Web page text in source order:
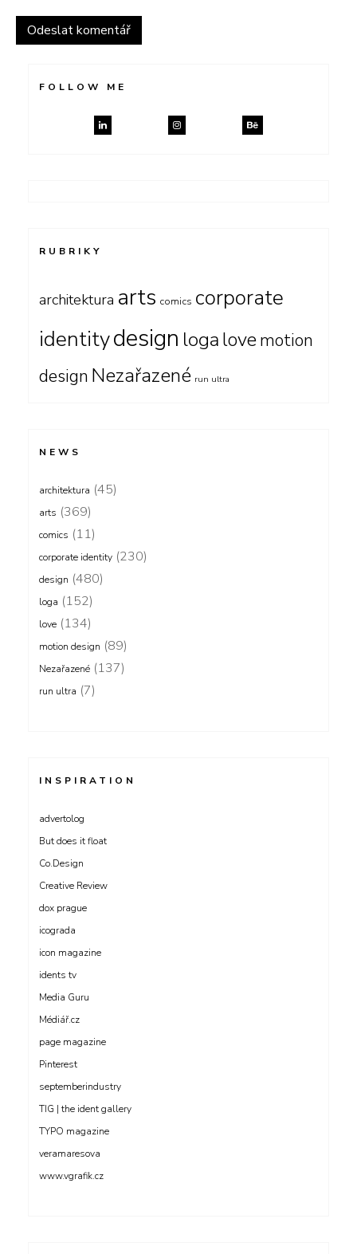
FOLLOW ME
RUBRIKY
architektura arts comics corporate
identitydesign logalovemotion
design Nezařazené run ultra
NEWS
architektura (45)
arts (369)
comics (11)
corporate identity (230)
design (480)
loga (152)
love (134)
motion design (89)
Nezařazené (137)
run ultra (7)
INSPIRATION
advertolog
But does it float
Co.Design
Creative Review
dox prague
icograda
icon magazine
idents tv
Media Guru
Médiář.cz
page magazine
Pinterest
septemberindustry
TIG | the ident gallery
TYPO magazine
veramaresova
www.vgrafik.cz